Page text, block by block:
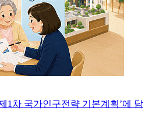
1차 국가인구전략 기본계획’에 담